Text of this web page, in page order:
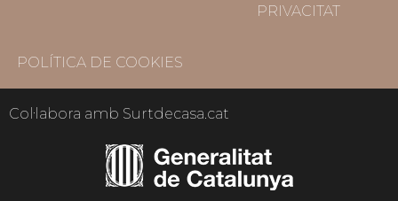
PRIVACITAT
POLÍTICA DE COOKIES
Col·labora amb Surtdecasa.cat